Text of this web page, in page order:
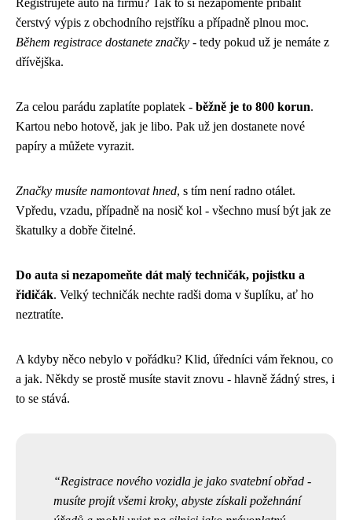
Registrujete auto na firmu? Tak to si nezapomeňte přibalit
čerstvý výpis z obchodního rejstříku a případně plnou moc.
Během registrace dostanete značky - tedy pokud už je nemáte z
dřívějška.
Za celou parádu zaplatíte poplatek - běžně je to 800 korun.
Kartou nebo hotově, jak je libo. Pak už jen dostanete nové
papíry a můžete vyrazit.
Značky musíte namontovat hned, s tím není radno otálet.
Vpředu, vzadu, případně na nosič kol - všechno musí být jak ze
škatulky a dobře čitelné.
Do auta si nezapomeňte dát malý techničák, pojistku a
řidičák. Velký techničák nechte radši doma v šuplíku, ať ho
neztratíte.
A kdyby něco nebylo v pořádku? Klid, úředníci vám řeknou, co
a jak. Někdy se prostě musíte stavit znovu - hlavně žádný stres, i
to se stává.
Registrace nového vozidla je jako svatební obřad -
musíte projít všemi kroky, abyste získali požehnání